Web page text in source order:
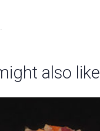
also like